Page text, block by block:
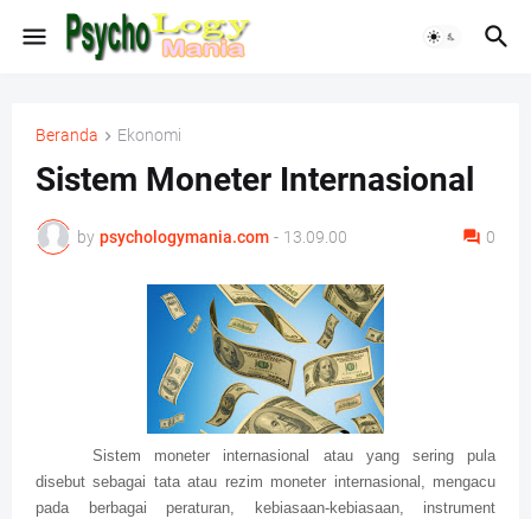
Beranda Ekonomi
Sistem Moneter Internasional
by psychologymania.com - 13.09.00 0
Sistem moneter internasional atau yang sering pula
disebut sebagai tata atau rezim moneter internasional, mengacu
pada berbagai peraturan, kebiasaan-kebiasaan, instrument